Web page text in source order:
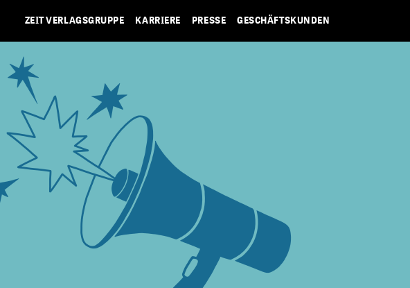
ZEIT VERLAGSGRUPPE KARRIERE PRESSE GESCHÄFTSKUNDEN